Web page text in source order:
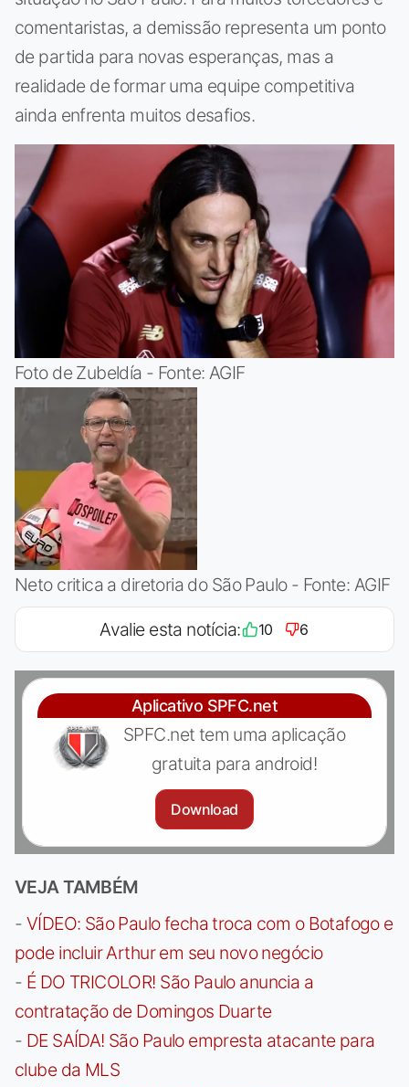
comentaristas, a demissão representa um ponto
de partida para novas esperanças, mas a
realidade de formar uma equipe competitiva
ainda enfrenta muitos desafios.
Foto de Zubeldía - Fonte: AGIF
Neto critica a diretoria do São Paulo - Fonte: AGIF
Avalie esta notícia: 10 6
Aplicativo SPFC.net
SPFC.net tem uma aplicação
gratuita para android!
Download
VEJA TAMBÉM
- VÍDEO: São Paulo fecha troca com o Botafogo e
pode incluir Arthur em seu novo negócio
- É DO TRICOLOR! São Paulo anuncia a
contratação de Domingos Duarte
- DE SAÍDA! São Paulo empresta atacante para
clube da MLS